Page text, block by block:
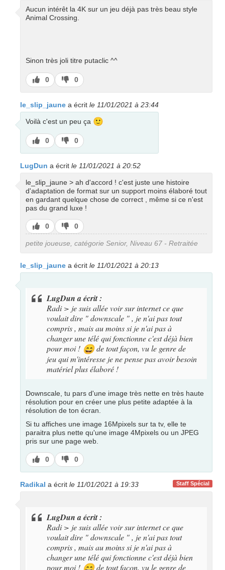
Aucun intérêt la 4K sur un jeu déjà pas très beau style
Animal Crossing.
Sinon très joli titre putaclic ^^
J’aime
0
J’aime
pas
0
le_slip_jaune a écrit le 11/01/2021 à 23:44
Voilà c'est un peu ça 🙂
J’aime
0
J’aime
pas
0
LugDun a écrit le 11/01/2021 à 20:52
le_slip_jaune > ah d'accord ! c'est juste une histoire
d'adaptation de format sur un support moins élaboré tout
en gardant quelque chose de correct , même si ce n'est
pas du grand luxe !
J’aime
0
J’aime
pas
0
petite joueuse, catégorie Senior, Niveau 67 - Retraitée
le_slip_jaune a écrit le 11/01/2021 à 20:13
LugDun a écrit :
Radi > je suis allée voir sur internet ce que
voulait dire " downscale " , je n'ai pas tout
compris , mais au moins si je n'ai pas à
changer une télé qui fonctionne c'est déjà bien
pour moi ! 😄de tout façon, vu le genre de
jeu qui m'intéresse je ne pense pas avoir besoin
matériel plus élaboré !
Downscale, tu pars d'une image très nette en très haute
résolution pour en créer une plus petite adaptée à la
résolution de ton écran.
Si tu affiches une image 16Mpixels sur ta tv, elle te
paraitra plus nette qu'une image 4Mpixels ou un JPEG
pris sur une page web.
J’aime
0
J’aime
pas
0
Staff Spécial
Radikal a écrit le 11/01/2021 à 19:33
LugDun a écrit :
Radi > je suis allée voir sur internet ce que
voulait dire " downscale " , je n'ai pas tout
compris , mais au moins si je n'ai pas à
changer une télé qui fonctionne c'est déjà bien
pour moi !
de tout façon, vu le genre de